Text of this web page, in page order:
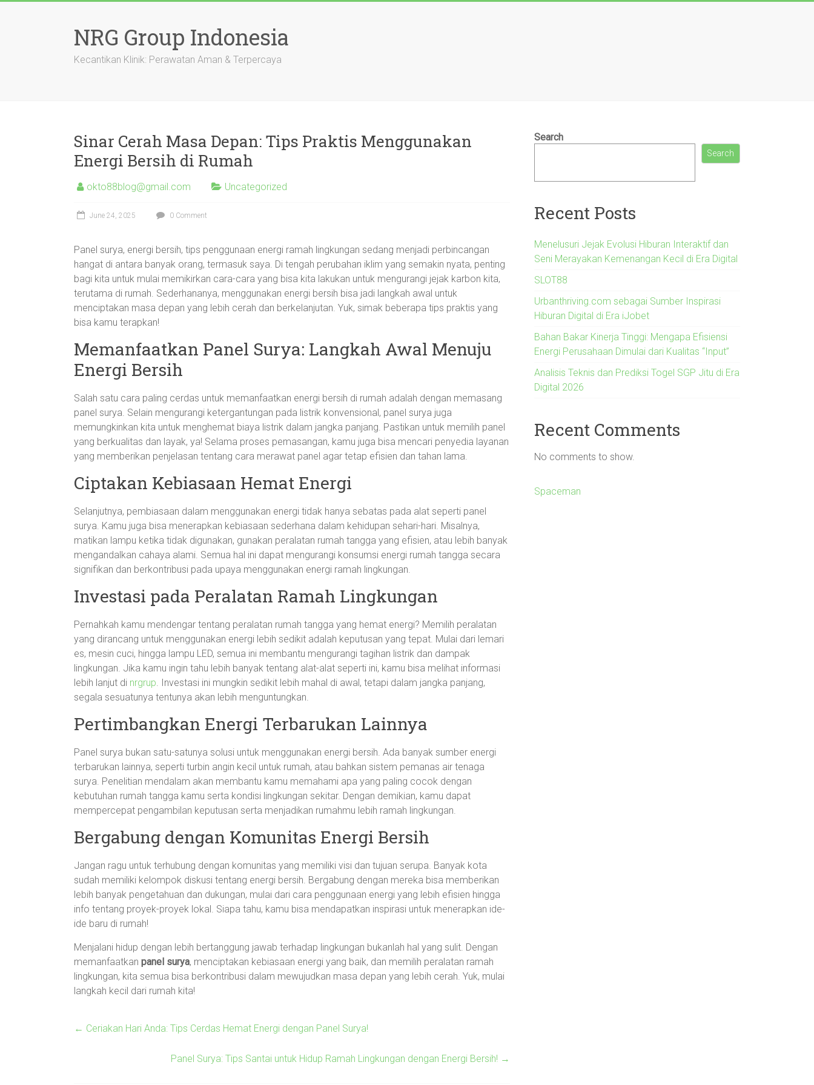
NRG Group Indonesia
Kecantikan Klinik: Perawatan Aman & Terpercaya
Sinar Cerah Masa Depan: Tips Praktis Menggunakan
Energi Bersih di Rumah
okto88blog@gmail.com Uncategorized
June 24, 2025 0 Comment
Panel surya, energi bersih, tips penggunaan energi ramah lingkungan sedang menjadi perbincangan
hangat di antara banyak orang, termasuk saya. Di tengah perubahan iklim yang semakin nyata, penting
bagi kita untuk mulai memikirkan cara-cara yang bisa kita lakukan untuk mengurangi jejak karbon kita,
terutama di rumah. Sederhananya, menggunakan energi bersih bisa jadi langkah awal untuk
menciptakan masa depan yang lebih cerah dan berkelanjutan. Yuk, simak beberapa tips praktis yang
bisa kamu terapkan!
Memanfaatkan Panel Surya: Langkah Awal Menuju
Energi Bersih
Salah satu cara paling cerdas untuk memanfaatkan energi bersih di rumah adalah dengan memasang
panel surya. Selain mengurangi ketergantungan pada listrik konvensional, panel surya juga
memungkinkan kita untuk menghemat biaya listrik dalam jangka panjang. Pastikan untuk memilih panel
yang berkualitas dan layak, ya! Selama proses pemasangan, kamu juga bisa mencari penyedia layanan
yang memberikan penjelasan tentang cara merawat panel agar tetap efisien dan tahan lama.
Ciptakan Kebiasaan Hemat Energi
Selanjutnya, pembiasaan dalam menggunakan energi tidak hanya sebatas pada alat seperti panel
surya. Kamu juga bisa menerapkan kebiasaan sederhana dalam kehidupan sehari-hari. Misalnya,
matikan lampu ketika tidak digunakan, gunakan peralatan rumah tangga yang efisien, atau lebih banyak
mengandalkan cahaya alami. Semua hal ini dapat mengurangi konsumsi energi rumah tangga secara
signifikan dan berkontribusi pada upaya menggunakan energi ramah lingkungan.
Investasi pada Peralatan Ramah Lingkungan
Pernahkah kamu mendengar tentang peralatan rumah tangga yang hemat energi? Memilih peralatan
yang dirancang untuk menggunakan energi lebih sedikit adalah keputusan yang tepat. Mulai dari lemari
es, mesin cuci, hingga lampu LED, semua ini membantu mengurangi tagihan listrik dan dampak
lingkungan. Jika kamu ingin tahu lebih banyak tentang alat-alat seperti ini, kamu bisa melihat informasi
lebih lanjut di nrgrup. Investasi ini mungkin sedikit lebih mahal di awal, tetapi dalam jangka panjang,
segala sesuatunya tentunya akan lebih menguntungkan.
Pertimbangkan Energi Terbarukan Lainnya
Panel surya bukan satu-satunya solusi untuk menggunakan energi bersih. Ada banyak sumber energi
terbarukan lainnya, seperti turbin angin kecil untuk rumah, atau bahkan sistem pemanas air tenaga
surya. Penelitian mendalam akan membantu kamu memahami apa yang paling cocok dengan
kebutuhan rumah tangga kamu serta kondisi lingkungan sekitar. Dengan demikian, kamu dapat
mempercepat pengambilan keputusan serta menjadikan rumahmu lebih ramah lingkungan.
Bergabung dengan Komunitas Energi Bersih
Jangan ragu untuk terhubung dengan komunitas yang memiliki visi dan tujuan serupa. Banyak kota
sudah memiliki kelompok diskusi tentang energi bersih. Bergabung dengan mereka bisa memberikan
lebih banyak pengetahuan dan dukungan, mulai dari cara penggunaan energi yang lebih efisien hingga
info tentang proyek-proyek lokal. Siapa tahu, kamu bisa mendapatkan inspirasi untuk menerapkan ide-
ide baru di rumah!
Menjalani hidup dengan lebih bertanggung jawab terhadap lingkungan bukanlah hal yang sulit. Dengan
memanfaatkan panel surya, menciptakan kebiasaan energi yang baik, dan memilih peralatan ramah
lingkungan, kita semua bisa berkontribusi dalam mewujudkan masa depan yang lebih cerah. Yuk, mulai
langkah kecil dari rumah kita!
← Ceriakan Hari Anda: Tips Cerdas Hemat Energi dengan Panel Surya!
Panel Surya: Tips Santai untuk Hidup Ramah Lingkungan dengan Energi Bersih! →
Search
Search
Recent Posts
Menelusuri Jejak Evolusi Hiburan Interaktif dan
Seni Merayakan Kemenangan Kecil di Era Digital
SLOT88
Urbanthriving.com sebagai Sumber Inspirasi
Hiburan Digital di Era iJobet
Bahan Bakar Kinerja Tinggi: Mengapa Efisiensi
Energi Perusahaan Dimulai dari Kualitas “Input”
Analisis Teknis dan Prediksi Togel SGP Jitu di Era
Digital 2026
Recent Comments
No comments to show.
Spaceman